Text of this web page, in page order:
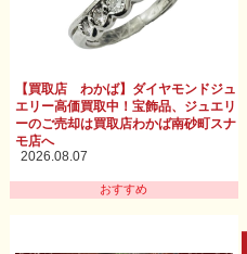
【買取店 わかば】ダイヤモンドジュ
エリー高価買取中！宝飾品、ジュエリ
ーのご売却は買取店わかば南砂町スナ
モ店へ
2026.08.07
おすすめ